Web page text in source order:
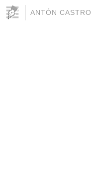
ANTÓN CASTRO